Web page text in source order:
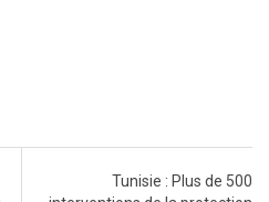
Tunisie : Plus de 500